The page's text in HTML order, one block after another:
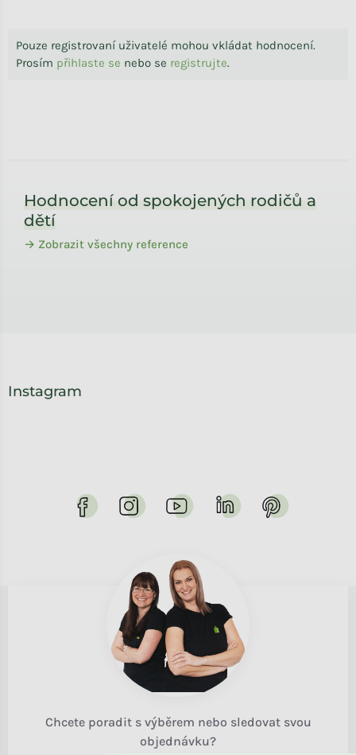
Pouze registrovaní uživatelé mohou vkládat hodnocení.
Prosím přihlaste se nebo se registrujte.
Hodnocení od spokojených rodičů a
dětí
→ Zobrazit všechny reference
Instagram
Chcete poradit s výběrem nebo sledovat svou
objednávku?